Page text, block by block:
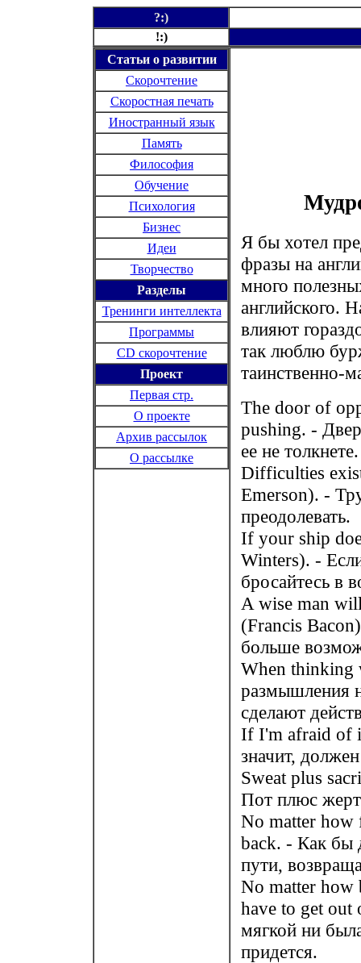
?:)
!:)
Статьи о развитии
Скорочтение
Скоростная печать
Иностранный язык
Память
Философия
Обучение
Психология
Бизнес
Идеи
Творчество
Разделы
Тренинги интеллекта
Программы
CD скорочтение
Проект
Первая стр.
О проекте
Архив рассылок
О рассылке
Я бы хотел
фразы на
много
английского.
влияют
так люблю
таинственно-
The door of
pushing. -
ее не толкнете.
Difficulties
Emerson). -
преодолевать.
If your ship
Winters). -
бросайтесь в
A wise man
(Francis
больше
When thinking
размышления
сделают
If I'm afraid of
значит,
Sweat plus
Пот плюс
No matter how
back. - Как бы
пути,
No matter
have to get
мягкой ни
придется.